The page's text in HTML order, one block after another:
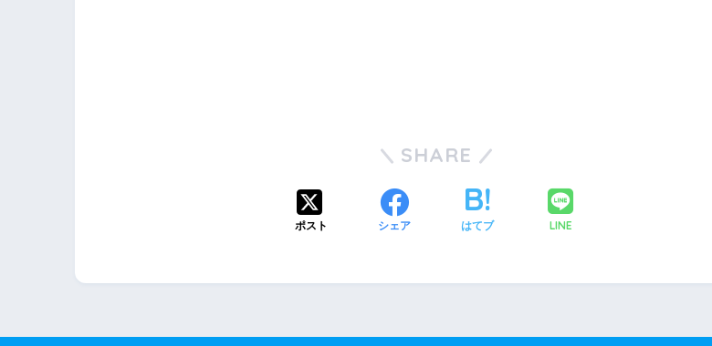
SHARE
ポスト シェア はてブ LINE